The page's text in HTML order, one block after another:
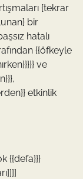
{tekrar
bir
hatalı
{{öfkeyle
ve
etkinlik
{{defa}}}